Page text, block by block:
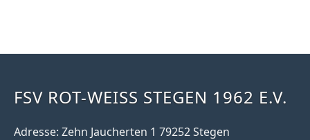
FSV ROT-WEISS STEGEN 1962 E.V.
Adresse: Zehn Jaucherten 1 79252 Stegen